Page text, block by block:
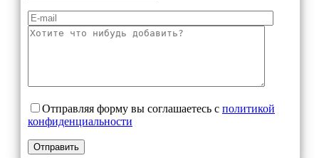
Отправляя форму вы соглашаетесь с политикой
конфиденциальности